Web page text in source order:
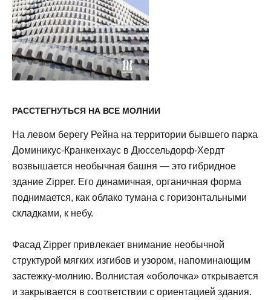
РАССТЕГНУТЬСЯ НА ВСЕ МОЛНИИ
На левом берегу Рейна на территории бывшего парка
Доминикус-Кранкенхаус в Дюссельдорф-Хердт
возвышается необычная башня — это гибридное
здание Zipper. Его динамичная, органичная форма
поднимается, как облако тумана с горизонтальными
складками, к небу.
Фасад Zipper привлекает внимание необычной
структурой мягких изгибов и узором, напоминающим
застежку-молнию. Волнистая «оболочка» открывается
и закрывается в соответствии с ориентацией здания.